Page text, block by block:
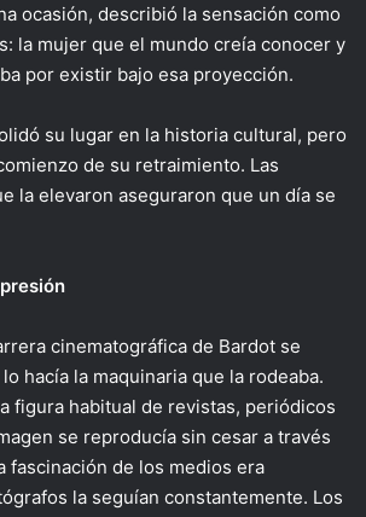
ocasión, describió la sensación como
la mujer que el mundo creía conocer y
por existir bajo esa proyección.
su lugar en la historia cultural, pero
de su retraimiento. Las
la elevaron aseguraron que un día se
cinematográfica de Bardot se
hacía la maquinaria que la rodeaba.
figura habitual de revistas, periódicos
se reproducía sin cesar a través
fascinación de los medios era
la seguían constantemente. Los